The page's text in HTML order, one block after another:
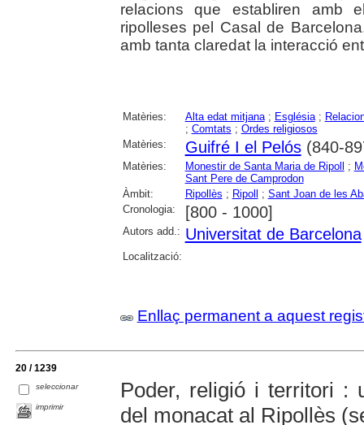
relacions que establiren amb
ripolleses pel Casal de
amb tanta claredat la interacció
Matèries: Alta edat mitjana; Església;
; Comtats ; Ordes religiosos
Matèries:
Guifré I el Pelós(840-
Matèries: Monestir de Santa Maria de Ripoll ;
Sant Pere de Camprodon
Àmbit:
Ripollès ; Ripoll ; Sant Joan de les
Cronologia:
[800 - 1000]
Autors add.: Universitat de Barcelona
Localització:
Enllaç permanent a aquest
20 / 1239
seleccionar
imprimir
Poder, religió i territori :
del monacat al Ripollès